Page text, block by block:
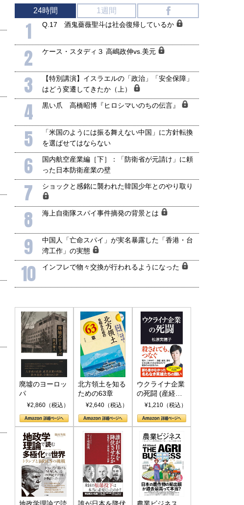
24時間 1週間
1 Q.17 酒鬼薔薇聖斗は社会復帰しているか
2 ケース・スタディ３ 高嶋政伸vs.美元
3
【特別講演】イスラエルの「政治」「安全保障」
はどう変遷してきたか（上）
4 黒い爪 高橋昭博『ヒロシマいのちの伝言』
5
「米国のようには振る舞えない中国」に方針転換
を選ばせてはならない
6
国内航空産業編［下］：「防衛省が元請け」に頼
った日本防衛産業の壁
7 ショックと感銘に襲われた韓国少年とのやり取り
8 海上自衛隊スパイ事件摘発の背景とは
9
中国人「亡命スパイ」が実名暴露した「香港・台
湾工作」の実態
10 インフレで物々交換が行われるようになった
廃墟のヨーロッ
パ
¥2,860（税込）
北方領土を知る
ための63章
¥2,640（税込）
ウクライナ企業
の死闘 (産経セ
レクト S 039)
¥1,210（税込）
地政学理論で読 誰が日本を降伏 農業ビジネス